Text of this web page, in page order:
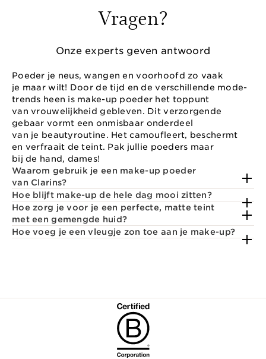
Vragen?
Onze experts geven antwoord
Poeder je neus, wangen en voorhoofd zo vaak
je maar wilt! Door de tijd en de verschillende mode-
trends heen is make-up poeder het toppunt
van vrouwelijkheid gebleven. Dit verzorgende
gebaar vormt een onmisbaar onderdeel
van je beautyroutine. Het camoufleert, beschermt
en verfraait de teint. Pak jullie poeders maar
bij de hand, dames!
Waarom gebruik je een make-up poeder
van Clarins?
Hoe blijft make-up de hele dag mooi zitten?
Hoe zorg je voor je een perfecte, matte teint
met een gemengde huid?
Hoe voeg je een vleugje zon toe aan je make-up?